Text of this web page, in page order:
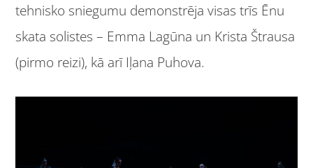
tehnisko sniegumu demonstrēja visas trīs Ēnu
skata solistes – Emma Lagūna un Krista Štrausa
(pirmo reizi), kā arī Iļana Puhova.